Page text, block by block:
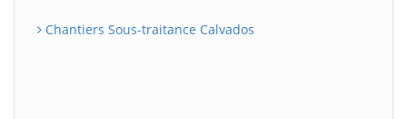
Chantiers Sous-traitance Calvados